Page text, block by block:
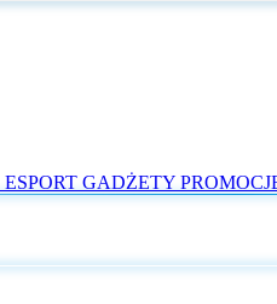
ESPORT GADŻETY